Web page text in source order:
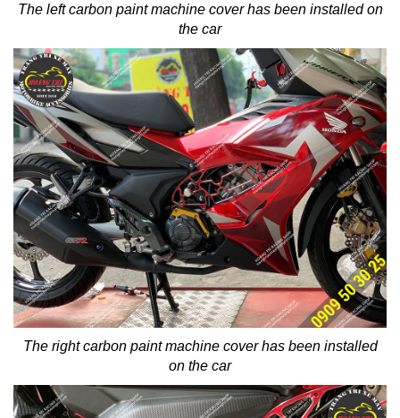
The left carbon paint machine cover has been installed on
the car
The right carbon paint machine cover has been installed
on the car